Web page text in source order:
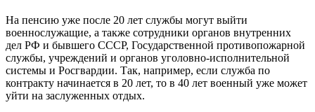
На пенсию уже после 20 лет службы могут выйти
военнослужащие, а также сотрудники органов внутренних
дел РФ и бывшего СССР, Государственной противопожарной
службы, учреждений и органов уголовно-исполнительной
системы и Росгвардии. Так, например, если служба по
контракту начинается в 20 лет, то в 40 лет военный уже может
уйти на заслуженных отдых.